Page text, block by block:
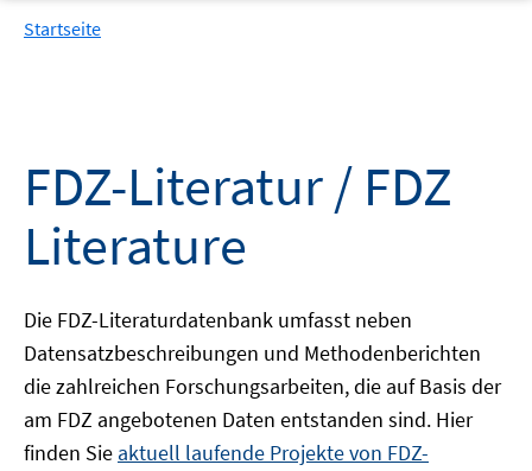
Startseite
FDZ-Literatur / FDZ
Literature
Die FDZ-Literaturdatenbank umfasst neben
Datensatzbeschreibungen und Methodenberichten
die zahlreichen Forschungsarbeiten, die auf Basis der
am FDZ angebotenen Daten entstanden sind. Hier
finden Sie aktuell laufende Projekte von FDZ-